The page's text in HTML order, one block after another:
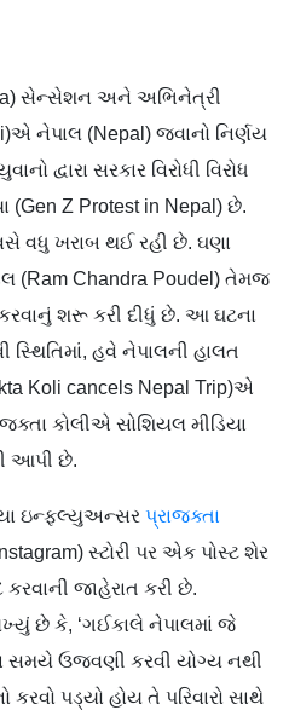
સેન્સેશન અને અભિનેત્રી
નેપાલ (Nepal) જવાનો નિર્ણય
દ્વારા સરકાર વિરોધી વિરોધ
(Gen Z Protest in Nepal) છે.
વધુ ખરાબ થઈ રહી છે. ઘણા
(Ram Chandra Poudel) તેમજ
કરવાનું શરૂ કરી દીધું છે. આ ઘટના
હવે નેપાલની હાલત
Koli cancels Nepal Trip)એ
કોલીએ સોશિયલ મીડિયા
આપી છે.
ઇન્ફલ્યુઅન્સર પ્રાજક્તા
સ્ટોરી પર એક પોસ્ટ શેર
કરવાની જાહેરાત કરી છે.
છે કે, ‘ગઈકાલે નેપાલમાં જે
ઉજવણી કરવી યોગ્ય નથી
પડ્યો હોય તે પરિવારો સાથે